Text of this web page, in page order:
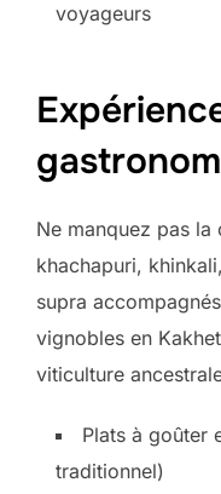
voyageurs
Ne manquez pas la
khachapuri,
supra
vignobles en
viticulture
Plats à goûter
traditionnel)